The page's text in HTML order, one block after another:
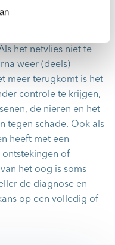
het netvlies niet te
weer (deels)
meer terugkomt is het
controle te krijgen,
de nieren en het
tegen schade. Ook als
heeft met een
of
het oog is soms
de diagnose en
op een volledig of